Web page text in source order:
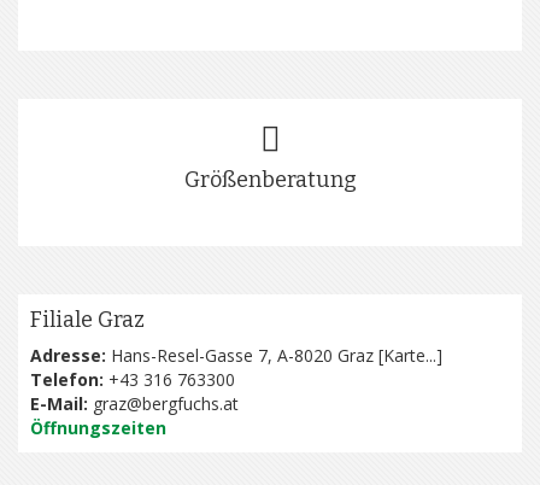
Größenberatung
Filiale Graz
Adresse: Hans-Resel-Gasse 7, A-8020 Graz [Karte...]
Telefon: +43 316 763300
E-Mail: graz@bergfuchs.at
Öffnungszeiten